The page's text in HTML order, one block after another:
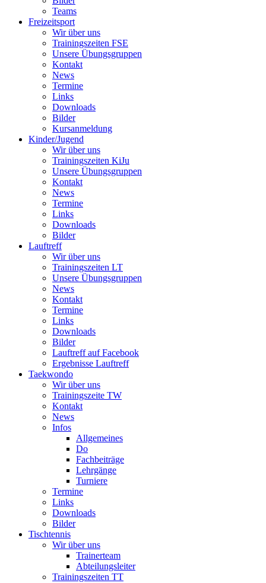
Teams
Freizeitsport
Wir über uns
Trainingszeiten FSE
Unsere Übungsgruppen
Kontakt
News
Termine
Links
Downloads
Bilder
Kursanmeldung
Kinder/Jugend
Wir über uns
Trainingszeiten KiJu
Unsere Übungsgruppen
Kontakt
News
Termine
Links
Downloads
Bilder
Lauftreff
Wir über uns
Trainingszeiten LT
Unsere Übungsgruppen
News
Kontakt
Termine
Links
Downloads
Bilder
Lauftreff auf Facebook
Ergebnisse Lauftreff
Taekwondo
Wir über uns
Trainingszeite TW
Kontakt
News
Infos
Allgemeines
Do
Fachbeiträge
Lehrgänge
Turniere
Termine
Links
Downloads
Bilder
Tischtennis
Wir über uns
Trainerteam
Abteilungsleiter
Trainingszeiten TT